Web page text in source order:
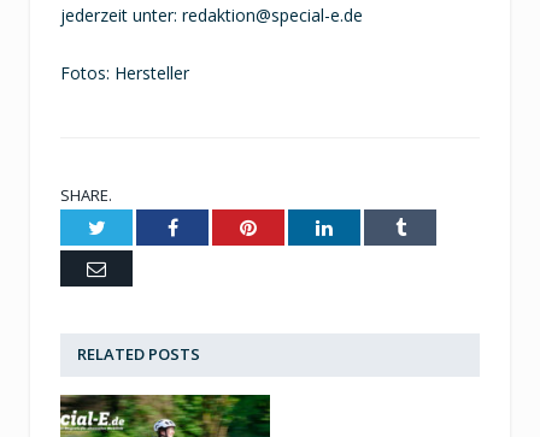
jederzeit unter: redaktion@special-e.de
Fotos: Hersteller
SHARE.
Twitter Facebook Pinterest LinkedIn Tumblr
Email
RELATED POSTS